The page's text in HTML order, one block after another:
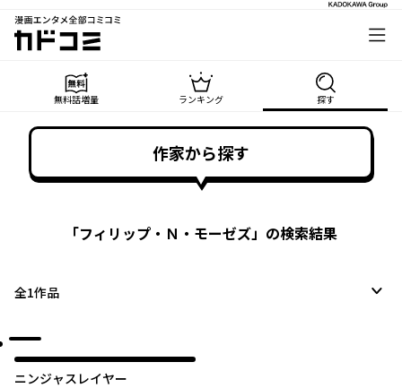
漫画エンタメ全部コミコミ
カドコミ
無料話増量 ランキング 探す
作家から探す
「フィリップ・Ｎ・モーゼズ」の検索結果
全1作品
ニンジャスレイヤー